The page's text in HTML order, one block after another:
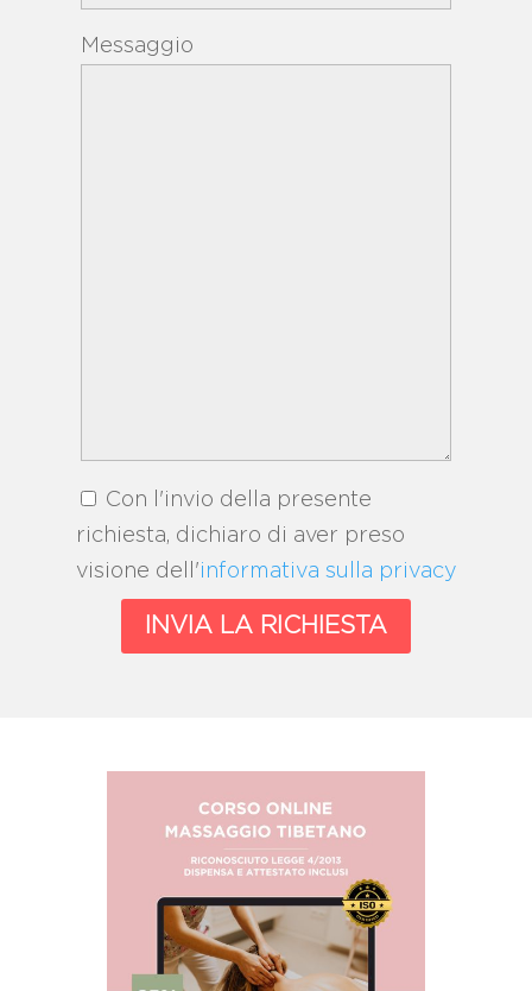
Messaggio
Con l'invio della presente
richiesta, dichiaro di aver preso
visione dell'informativa sulla privacy